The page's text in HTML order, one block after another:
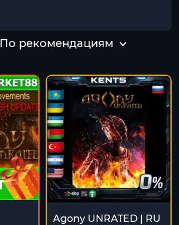
По рекомендациям
Agony UNRATED | RU